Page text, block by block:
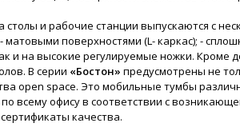
столы и рабочие станции выпускаются с
матовыми поверхностями (L- каркас); -
и на высокие регулируемые ножки. Кроме
В серии «Бостон» предусмотрены не
open space. Это мобильные тумбы
всему офису в соответствии с
качества.